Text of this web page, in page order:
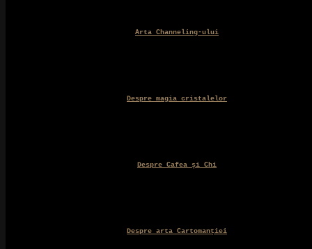
Arta Channeling-ului
Despre magia cristalelor
Despre Cafea și Chi
Despre arta Cartomanției